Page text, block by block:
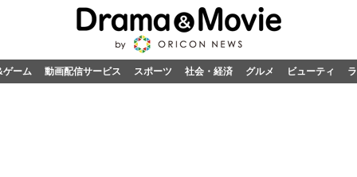
ゲーム 動画配信サービス スポーツ 社会・経済 グルメ ビューティ